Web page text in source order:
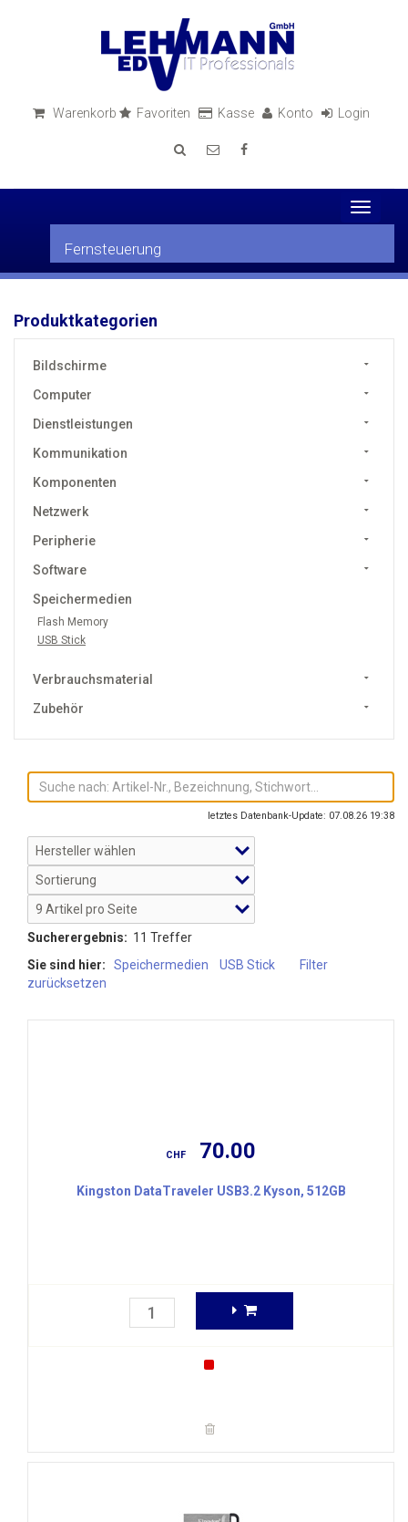
Warenkorb Favoriten Kasse Konto Login
Toggle
Fernsteuerung
Produktkategorien
Bildschirme
Computer
Dienstleistungen
Kommunikation
Komponenten
Netzwerk
Peripherie
Software
Speichermedien
Flash Memory
USB Stick
Verbrauchsmaterial
Zubehör
letztes Datenbank-Update: 07.08.26 19:38
Sucherergebnis: 11 Treffer
Sie sind hier:
Speichermedien USB Stick
Filter
zurücksetzen
CHF 70.00
Kingston DataTraveler USB3.2 Kyson, 512GB